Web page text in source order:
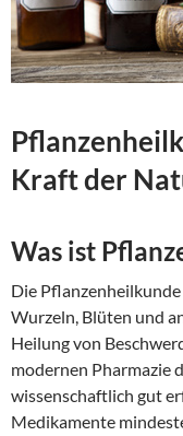
Kraft der
Was ist
Die
Wurzeln, Blüten und
Heilung von
modernen Pharmazie
wissenschaftlich gut
Medikamente